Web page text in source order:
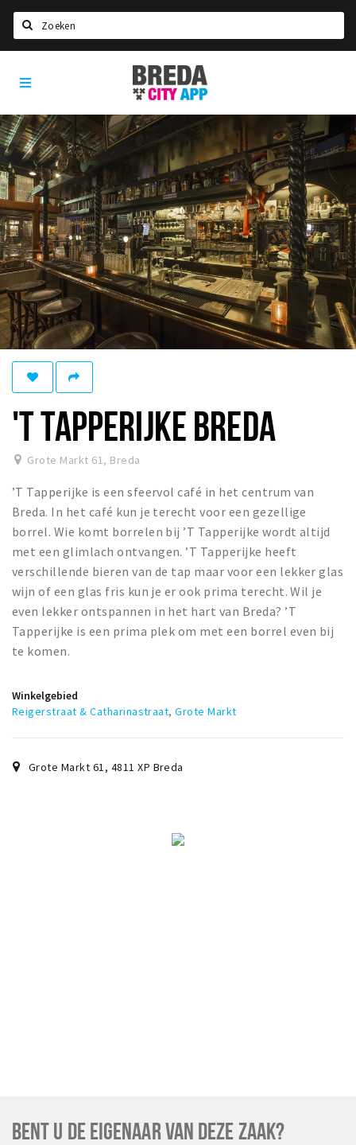
Home
Agenda
Deals
Party pics
Nieuws, interviews & blogs
Eten
Drinken
Slapen
Recreatief
Winkels
Winkelgebieden
Bezienswaardigheden
Musea, theaters & podia
Uitjes & activiteiten
Toeristische routes
Natuurgebieden
Baroniepoorten
Sport
Privacy
Breda
City
App
'T TAPPERIJKE BREDA
Grote Markt 61, Breda
’T Tapperijke is een sfeervol café in het centrum van
Breda. In het café kun je terecht voor een gezellige
borrel. Wie komt borrelen bij ’T Tapperijke wordt altijd
met een glimlach ontvangen. ’T Tapperijke heeft
verschillende bieren van de tap maar voor een lekker glas
wijn of een glas fris kun je er ook prima terecht. Wil je
even lekker ontspannen in het hart van Breda? ’T
Tapperijke is een prima plek om met een borrel even bij
te komen.
Winkelgebied
Reigerstraat & Catharinastraat,Grote Markt
Grote Markt 61, 4811 XP Breda
BENT U DE EIGENAAR VAN DEZE ZAAK?